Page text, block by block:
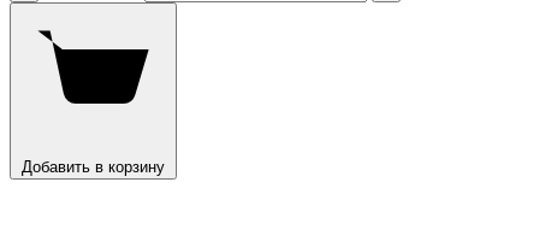
Добавить в корзину